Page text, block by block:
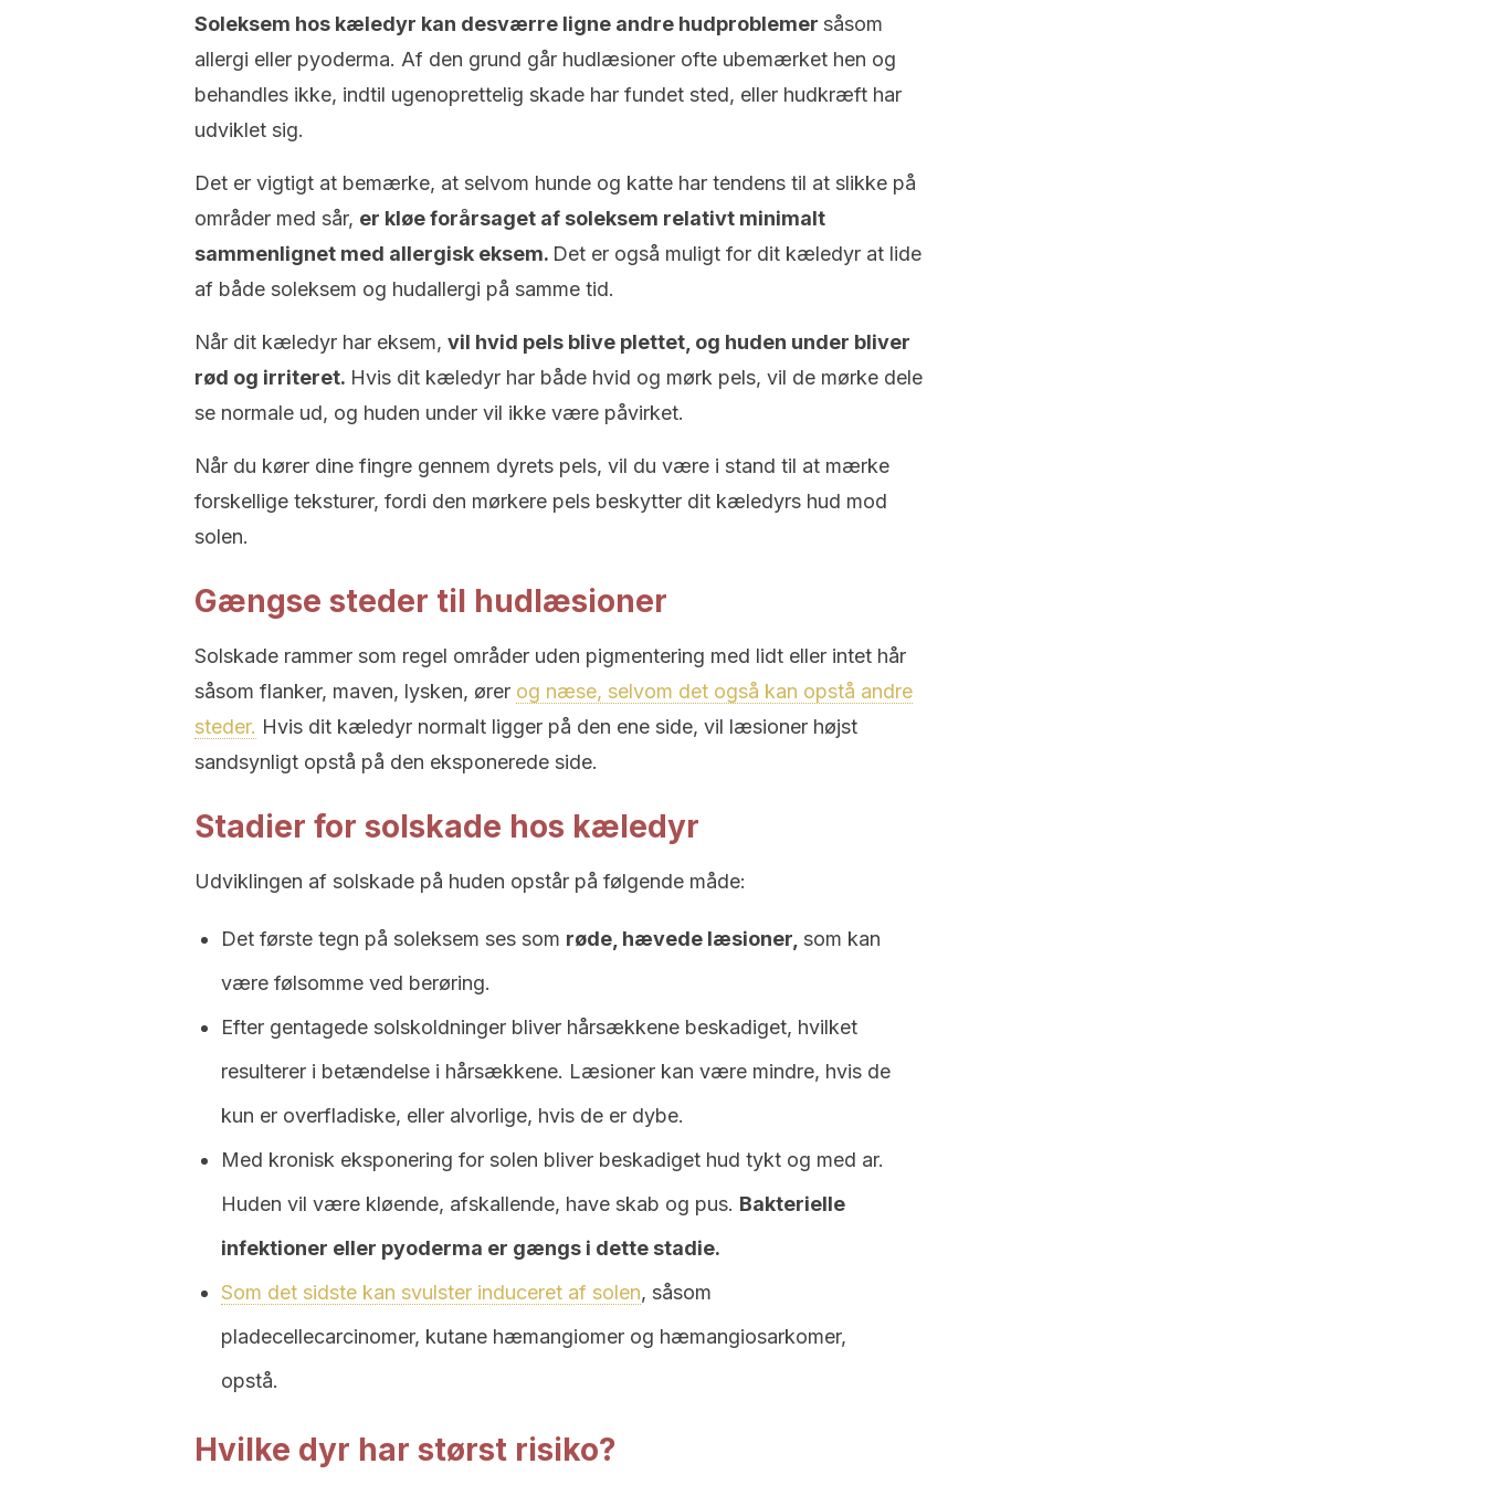
Soleksem hos kæledyr kan desværre ligne andre hudproblemer såsom
allergi eller pyoderma. Af den grund går hudlæsioner ofte ubemærket hen og
behandles ikke, indtil ugenoprettelig skade har fundet sted, eller hudkræft har
udviklet sig.
Det er vigtigt at bemærke, at selvom hunde og katte har tendens til at slikke på
områder med sår, er kløe forårsaget af soleksem relativt minimalt
sammenlignet med allergisk eksem. Det er også muligt for dit kæledyr at lide
af både soleksem og hudallergi på samme tid.
Når dit kæledyr har eksem, vil hvid pels blive plettet, og huden under bliver
rød og irriteret. Hvis dit kæledyr har både hvid og mørk pels, vil de mørke dele
se normale ud, og huden under vil ikke være påvirket.
Når du kører dine fingre gennem dyrets pels, vil du være i stand til at mærke
forskellige teksturer, fordi den mørkere pels beskytter dit kæledyrs hud mod
solen.
Gængse steder til hudlæsioner
Solskade rammer som regel områder uden pigmentering med lidt eller intet hår
såsom flanker, maven, lysken, ører og næse, selvom det også kan opstå andre
steder. Hvis dit kæledyr normalt ligger på den ene side, vil læsioner højst
sandsynligt opstå på den eksponerede side.
Stadier for solskade hos kæledyr
Udviklingen af solskade på huden opstår på følgende måde:
Det første tegn på soleksem ses som røde, hævede læsioner, som kan
være følsomme ved berøring.
Efter gentagede solskoldninger bliver hårsækkene beskadiget, hvilket
resulterer i betændelse i hårsækkene. Læsioner kan være mindre, hvis de
kun er overfladiske, eller alvorlige, hvis de er dybe.
Med kronisk eksponering for solen bliver beskadiget hud tykt og med ar.
Huden vil være kløende, afskallende, have skab og pus. Bakterielle
infektioner eller pyoderma er gængs i dette stadie.
Som det sidste kan svulster induceret af solen, såsom
pladecellecarcinomer, kutane hæmangiomer og hæmangiosarkomer,
opstå.
Hvilke dyr har størst risiko?